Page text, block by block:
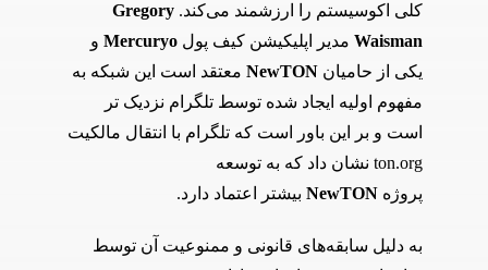
کلی اکوسیستم را ارزشمند می‌کند. Gregory
Waismanمدیر اپلیکیشن کیف پول Mercuryoو
یکی از حامیان NewTONمعتقد است این شبکه به
مفهوم اولیه ایجاد شده توسط تلگرام نزدیک تر
است و بر این باور است که تلگرام با انتقال مالکیت
ton.org نشان داد که به توسعه
پروژه NewTONبیشتر اعتماد دارد.
به دلیل سابقه‌های قانونی و ممنوعیت آن توسط